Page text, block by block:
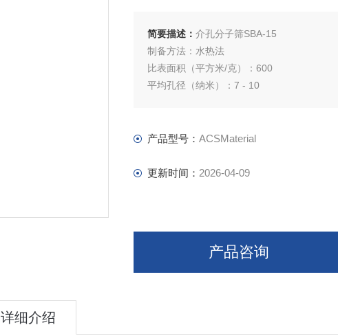
简要描述： 介孔分子筛SBA-15
制备方法：水热法
比表面积（平方米/克）：600
平均孔径（纳米）：7 - 10
Na2O（%）：≤0.1
BJH吸附累积孔体积（立方厘米/克）：0.6793
产品型号： ACSMaterial
更新时间： 2026-04-09
产品咨询
详细介绍